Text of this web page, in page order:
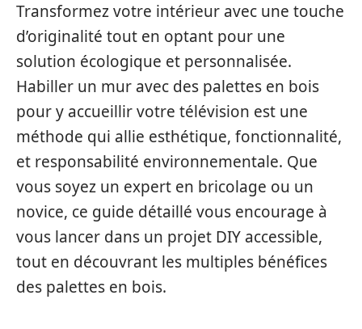
Transformez votre intérieur avec une touche
d’originalité tout en optant pour une
solution écologique et personnalisée.
Habiller un mur avec des palettes en bois
pour y accueillir votre télévision est une
méthode qui allie esthétique, fonctionnalité,
et responsabilité environnementale. Que
vous soyez un expert en bricolage ou un
novice, ce guide détaillé vous encourage à
vous lancer dans un projet DIY accessible,
tout en découvrant les multiples bénéfices
des palettes en bois.